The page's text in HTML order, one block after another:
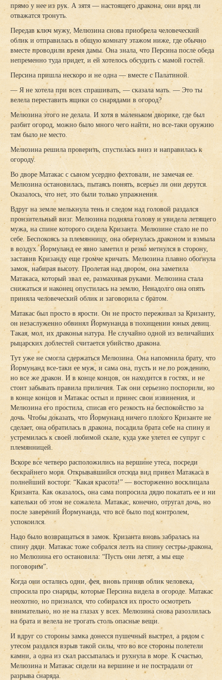
прямо у нее из рук. А зятя — настоящего дракона, они вряд ли
отважатся тронуть.
Передав ключ мужу, Мелюзина снова приобрела человеческий
облик и отправилась в общую комнату этажом ниже, где обычно
вместе проводили время дамы. Она знала, что Персина после обеда
непременно туда придет, и ей хотелось обсудить с мамой гостей.
Персина пришла нескоро и не одна — вместе с Палатиной.
— Я не хотела при всех спрашивать, — сказала мать. — Это ты
велела переставить ящики со снарядами в огород?
Мелюзина этого не делала. И хотя в маленьком дворике, где был
разбит огород, можно было много чего найти, но все-таки оружию
там было не место.
Мелюзина решила проверить, спустилась вниз и направилась к
огороду.
Во дворе Матакас с сыном усердно фехтовали, не замечая ее.
Мелюзина остановилась, пытаясь понять, всерьез ли они дерутся.
Оказалось, что нет, это были только упражнения.
Вдруг на земле мелькнула тень и следом над головой раздался
пронзительный визг. Мелюзина подняла голову и увидела летящего
мужа, на спине которого сидела Кризанта. Мелюзине стало не по
себе. Беспокоясь за племянницу, она обернулась драконом и взмыла
в воздух. Йормуланд ее явно заметил и резко метнулся в сторону,
заставив Кризанду еще громче кричать. Мелюзина плавно обогнула
замок, набирая высоту. Пролетая над двором, она заметила
Матакаса, который звал ее, размахивая руками. Мелюзина стала
снижаться и наконец опустилась на землю, Ненадолго она опять
приняла человеческий облик и заговорила с братом.
Матакас был просто в ярости. Он не просто переживал за Кризанту,
он незаслуженно обвинял Йормунанда в похищении юных девиц.
Такая, мол, их драконья натура. Не случайно одной из величайших
рыцарских доблестей считается убийство дракона.
Тут уже не смогла сдержаться Мелюзина. Она напомнила брату, что
Йормунанд все-таки ее муж, и сама она, пусть и не по рождению,
но все же дракон. И в конце концов, он находится в гостях, и не
стоит забывать правила приличия. Так они серьезно поспорили, но
в конце концов и Матакас остыл и принес свои извинения, и
Мелюзина его простила, списав его резкость на беспокойство за
дочь. Чтобы доказать, что Йормунанд ничего плохого Кризанте не
сделает, она обратилась в дракона, посадила брата себе на спину и
устремилась к своей любимой скале, куда уже улетел ее супруг с
племянницей.
Вскоре все четверо расположились на вершине утеса, посреди
бескрайнего моря. Открывавшийся отсюда вид привел Матакаса в
полнейший восторг. “Какая красота!” — восторженно восклицала
Кризанта. Как оказалось, она сама попросила дядю покатать ее и ни
капельки об этом не сожалела. Матакас, конечно, отругал дочь, но
после заверений Йормунанда, что всё было под контролем,
успокоился.
Надо было возвращаться в замок. Кризанта вновь забралась на
спину дяди. Матакас тоже собрался лезть на спину сестры-дракона,
но Мелюзина его остановила: “Пусть они летят, а мы еще
поговорим”.
Когда они остались одни, фея, вновь приняв облик человека,
спросила про снаряды, которые Персина видела в огороде. Матакас
неохотно, но признался, что собирался их просто осмотреть
внимательно, но не на глазах у всех. Мелюзина снова разозлилась
на брата и велела не трогать столь опасные вещи.
И вдруг со стороны замка донесся пушечный выстрел, а рядом с
утесом раздался взрыв такой силы, что во все стороны полетели
камни, а одна из скал рассыпалась и рухнула в море. К счастью,
Мелюзина и Матакас сидели на вершине и не пострадали от
разрыва снаряда.